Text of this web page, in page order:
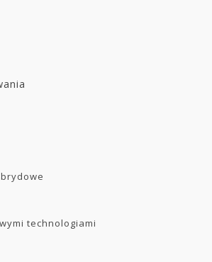
technologiami